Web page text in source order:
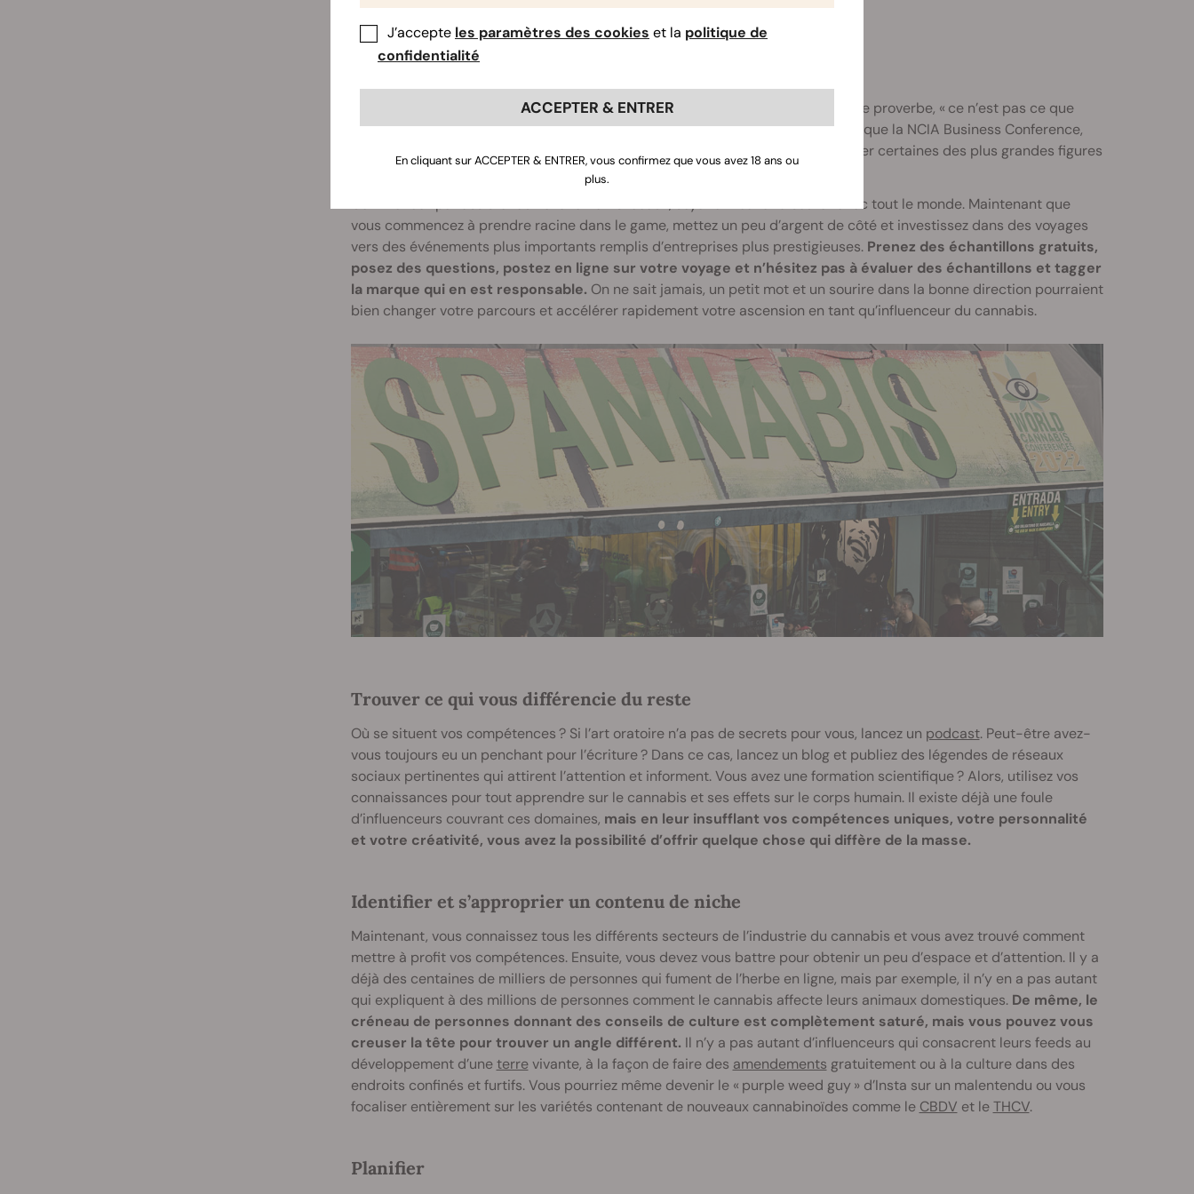
connaissances et à votre personnalité et focalisez-vous là-dessus.
Le réseautage est la clé du succès dans de nombreux secteurs. Comme le dit le proverbe, « ce n’est pas ce que
vous savez, mais qui vous connaissez ». La participation à des événements tels que la NCIA Business Conference,
CannaCon Detroit, Spannabis et NoCo Hemp Expo vous permettra de rencontrer certaines des plus grandes figures
de la cannasphère.
Commencez par assister aux événements locaux, soyez amical et discutez avec tout le monde. Maintenant que
vous commencez à prendre racine dans le game, mettez un peu d’argent de côté et investissez dans des voyages
vers des événements plus importants remplis d’entreprises plus prestigieuses. Prenez des échantillons gratuits,
posez des questions, postez en ligne sur votre voyage et n’hésitez pas à évaluer des échantillons et tagger
la marque qui en est responsable. On ne sait jamais, un petit mot et un sourire dans la bonne direction pourraient
bien changer votre parcours et accélérer rapidement votre ascension en tant qu’influenceur du cannabis.
Trouver ce qui vous différencie du reste
Où se situent vos compétences ? Si l’art oratoire n’a pas de secrets pour vous, lancez un podcast. Peut-être avez-
vous toujours eu un penchant pour l’écriture ? Dans ce cas, lancez un blog et publiez des légendes de réseaux
sociaux pertinentes qui attirent l’attention et informent. Vous avez une formation scientifique ? Alors, utilisez vos
connaissances pour tout apprendre sur le cannabis et ses effets sur le corps humain. Il existe déjà une foule
d’influenceurs couvrant ces domaines, mais en leur insufflant vos compétences uniques, votre personnalité
et votre créativité, vous avez la possibilité d’offrir quelque chose qui diffère de la masse.
Identifier et s’approprier un contenu de niche
Maintenant, vous connaissez tous les différents secteurs de l’industrie du cannabis et vous avez trouvé comment
mettre à profit vos compétences. Ensuite, vous devez vous battre pour obtenir un peu d’espace et d’attention. Il y a
déjà des centaines de milliers de personnes qui fument de l’herbe en ligne, mais par exemple, il n’y en a pas autant
qui expliquent à des millions de personnes comment le cannabis affecte leurs animaux domestiques. De même, le
créneau de personnes donnant des conseils de culture est complètement saturé, mais vous pouvez vous
creuser la tête pour trouver un angle différent. Il n’y a pas autant d’influenceurs qui consacrent leurs feeds au
développement d’uneterrevivante, à la façon de faire des amendements gratuitement ou à la culture dans des
endroits confinés et furtifs. Vous pourriez même devenir le « purple weed guy » d’Insta sur un malentendu ou vous
focaliser entièrement sur les variétés contenant de nouveaux cannabinoïdes comme le CBDV et leTHCV.
Planifier
J’accepte les paramètres des cookies et la politique de
confidentialité
ACCEPTER & ENTRER
En cliquant sur ACCEPTER & ENTRER, vous confirmez que vous avez 18 ans ou
plus.